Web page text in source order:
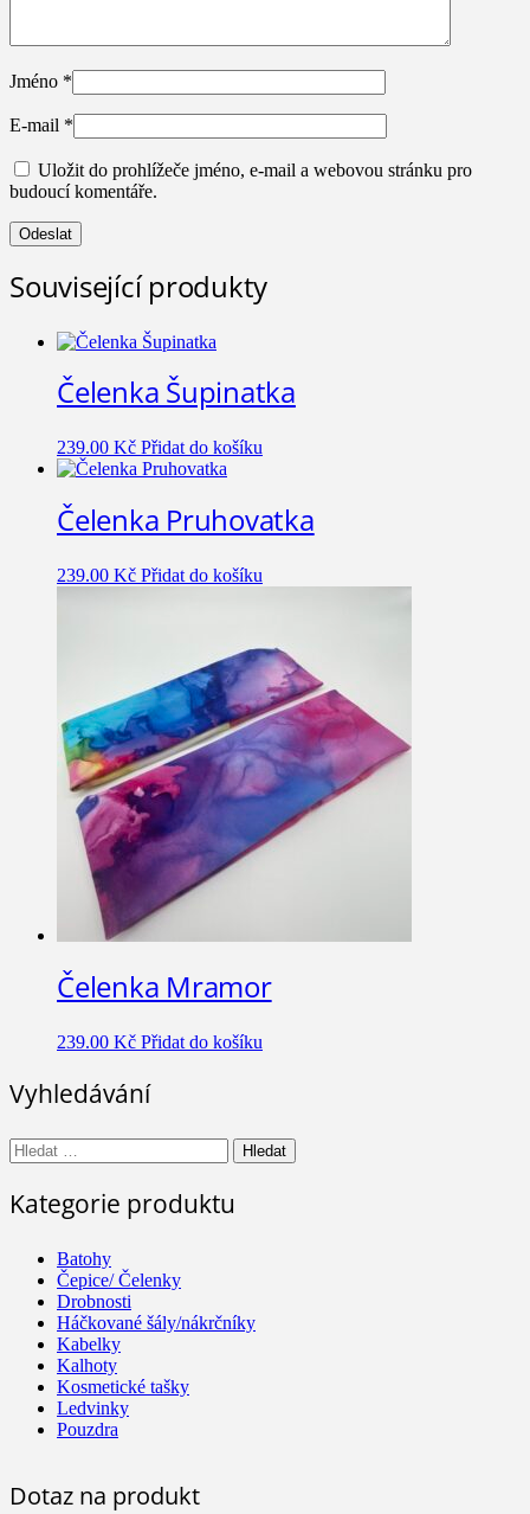
Jméno *
E-mail *
Uložit do prohlížeče jméno, e-mail a webovou stránku pro
budoucí komentáře.
Související produkty
Čelenka Šupinatka
239.00 Kč Přidat do košíku
Čelenka Pruhovatka
239.00 Kč Přidat do košíku
Čelenka Mramor
239.00 Kč Přidat do košíku
Vyhledávání
Vyhledávání
Kategorie produktu
Batohy
Čepice/ Čelenky
Drobnosti
Háčkované šály/nákrčníky
Kabelky
Kalhoty
Kosmetické tašky
Ledvinky
Pouzdra
Dotaz na produkt